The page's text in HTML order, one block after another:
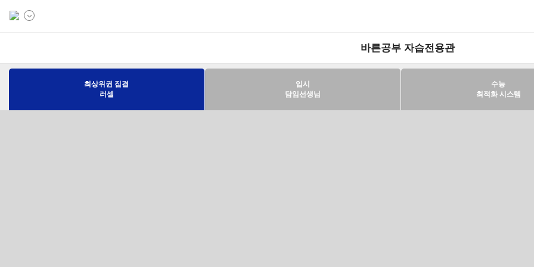
바른공부 자습전용관
최상위권 집결
러셀
입시
담임선생님
수능
최적화 시스템